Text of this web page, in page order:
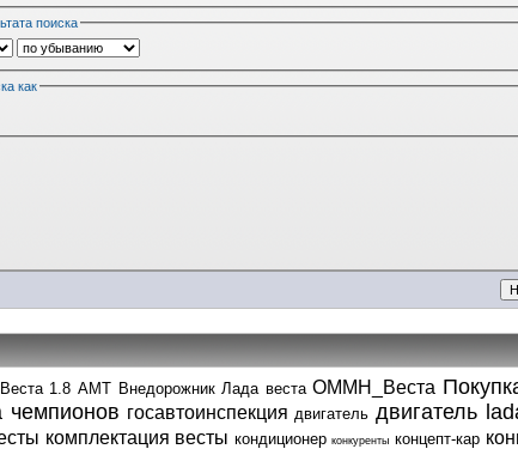
поиска
как
Веста 1.8 АМТ Внедорожник Лада веста ОММН_Веста
чемпионов госавтоинспекция двигатель двигатель
комплектация весты кондиционер конкуренты концепт-кар